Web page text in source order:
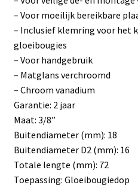
– Voor moeilijk bereikbare
– Inclusief klemring voor het
gloeibougies
– Voor handgebruik
– Matglans verchroomd
– Chroom vanadium
Garantie: 2 jaar
Maat: 3/8”
Buitendiameter (mm): 18
Buitendiameter D2 (mm): 16
Totale lengte (mm): 72
Toepassing: Gloeibougiedop